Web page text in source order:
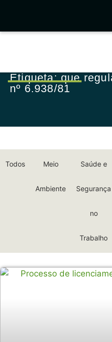
Etiqueta: que
nº 6.938/81
Todos Meio
Ambiente
Saúde e
Segurança
no
Trabalho